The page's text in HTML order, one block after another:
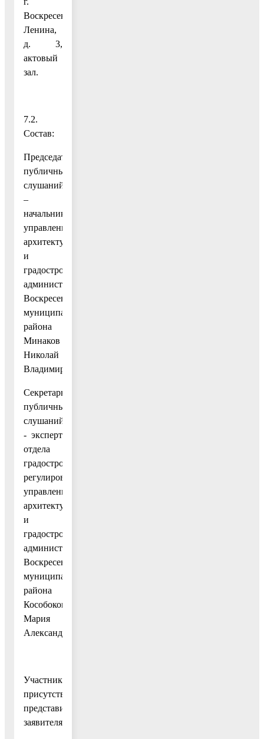
Воскресенск, пл.
Ленина,
д. 3,
актовый
зал.
7.2.
Состав:
Председатель
публичных
слушаний
–
начальник
управления
архитектуры
и
градостроительства
администрации
Воскресенского
муниципального
района
Минаков
Николай
Владимирович.
Секретарь
публичных
слушаний
- эксперт
отдела
градостроительного
регулирования
управления
архитектуры
и
градостроительства
администрации
Воскресенского
муниципального
района
Кособокова
Мария
Александровна.
Участники:
присутствует
представитель
заявителя.